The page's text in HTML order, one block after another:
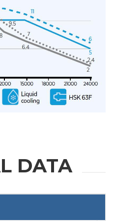
DATA